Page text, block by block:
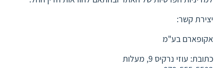
יצירת קשר:
אקופארם בע"מ
כתובת: עוזי נרקיס 9, מעלות